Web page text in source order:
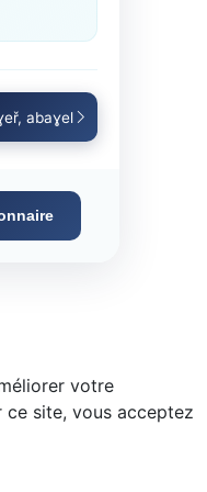
abaɣel
votre
ce site, vous acceptez